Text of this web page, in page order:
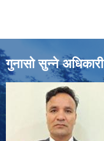
गुनासो सुन्ने अधिकारी